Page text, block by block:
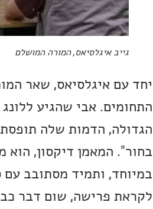
גייב איגלסיאס, המורה המושלם
יחד עם איגלסיאס, שאר
התחומים. אבי שהגיע
הגדולה, הדמות שלה
בחור". המאמן דיקסון, הוא
במיוחד, ותמיד מסתובב
לקראת פרישה, שום דבר